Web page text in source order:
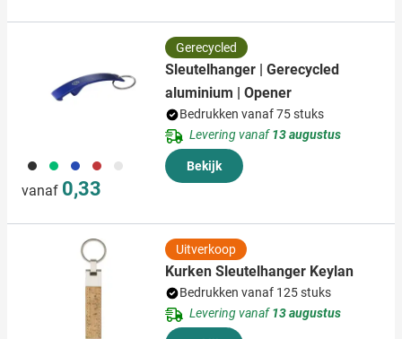
001 004 005 008 032
vanaf 0,33
Gerecycled
Sleutelhanger | Gerecycled
aluminium | Opener
Bedrukken vanaf 75 stuks
Levering vanaf13 augustus
Bekijk
Uitverkoop
Kurken Sleutelhanger Keylan
Bedrukken vanaf 125 stuks
Levering vanaf13 augustus